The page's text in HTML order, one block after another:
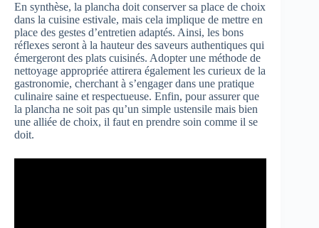
En synthèse, la plancha doit conserver sa place de choix
dans la cuisine estivale, mais cela implique de mettre en
place des gestes d’entretien adaptés. Ainsi, les bons
réflexes seront à la hauteur des saveurs authentiques qui
émergeront des plats cuisinés. Adopter une méthode de
nettoyage appropriée attirera également les curieux de la
gastronomie, cherchant à s’engager dans une pratique
culinaire saine et respectueuse. Enfin, pour assurer que
la plancha ne soit pas qu’un simple ustensile mais bien
une alliée de choix, il faut en prendre soin comme il se
doit.